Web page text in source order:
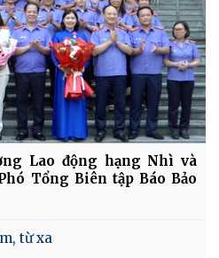
Lao động hạng Nhì và
Tổng Biên tập Báo Bảo
từ xa